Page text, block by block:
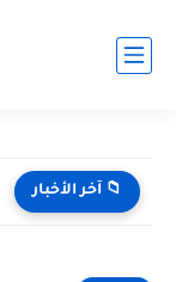
📁 آخر الأخبار